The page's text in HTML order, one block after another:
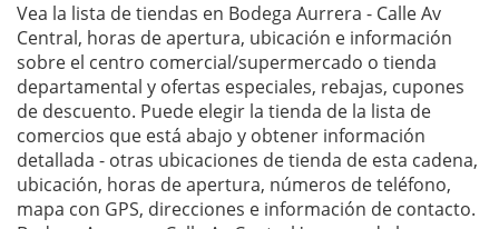
Vea la lista de tiendas en Bodega Aurrera - Calle Av
Central, horas de apertura, ubicación e información
sobre el centro comercial/supermercado o tienda
departamental y ofertas especiales, rebajas, cupones
de descuento. Puede elegir la tienda de la lista de
comercios que está abajo y obtener información
detallada - otras ubicaciones de tienda de esta cadena,
ubicación, horas de apertura, números de teléfono,
mapa con GPS, direcciones e información de contacto.